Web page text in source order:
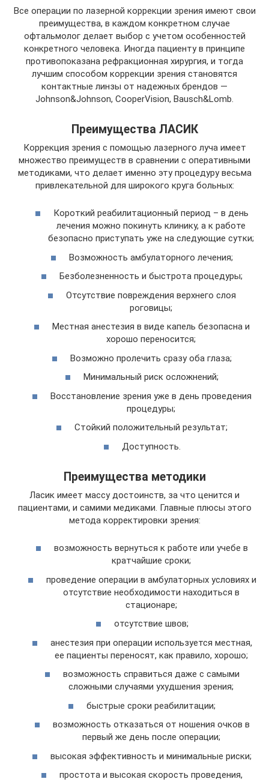
Все операции по лазерной коррекции зрения имеют свои
преимущества, в каждом конкретном случае
офтальмолог делает выбор с учетом особенностей
конкретного человека. Иногда пациенту в принципе
противопоказана рефракционная хирургия, и тогда
лучшим способом коррекции зрения становятся
контактные линзы от надежных брендов —
Johnson&Johnson, CooperVision, Bausch&Lomb.
Преимущества ЛАСИК
Коррекция зрения с помощью лазерного луча имеет
множество преимуществ в сравнении с оперативными
методиками, что делает именно эту процедуру весьма
привлекательной для широкого круга больных:
Короткий реабилитационный период – в день
лечения можно покинуть клинику, а к работе
безопасно приступать уже на следующие сутки;
Возможность амбулаторного лечения;
Безболезненность и быстрота процедуры;
Отсутствие повреждения верхнего слоя
роговицы;
Местная анестезия в виде капель безопасна и
хорошо переносится;
Возможно пролечить сразу оба глаза;
Минимальный риск осложнений;
Восстановление зрения уже в день проведения
процедуры;
Стойкий положительный результат;
Доступность.
Преимущества методики
Ласик имеет массу достоинств, за что ценится и
пациентами, и самими медиками. Главные плюсы этого
метода корректировки зрения:
возможность вернуться к работе или учебе в
кратчайшие сроки;
проведение операции в амбулаторных условиях и
отсутствие необходимости находиться в
стационаре;
отсутствие швов;
анестезия при операции используется местная,
ее пациенты переносят, как правило, хорошо;
возможность справиться даже с самыми
сложными случаями ухудшения зрения;
быстрые сроки реабилитации;
возможность отказаться от ношения очков в
первый же день после операции;
высокая эффективность и минимальные риски;
простота и высокая скорость проведения,